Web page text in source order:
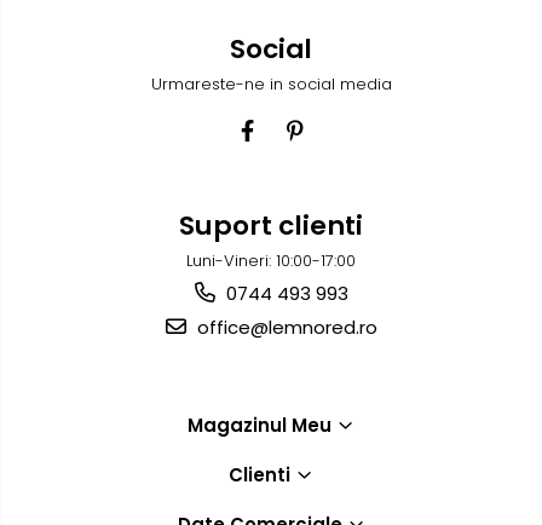
Social
Urmareste-ne in social media
Suport clienti
Luni-Vineri: 10:00-17:00
0744 493 993
office@lemnored.ro
Magazinul Meu
Clienti